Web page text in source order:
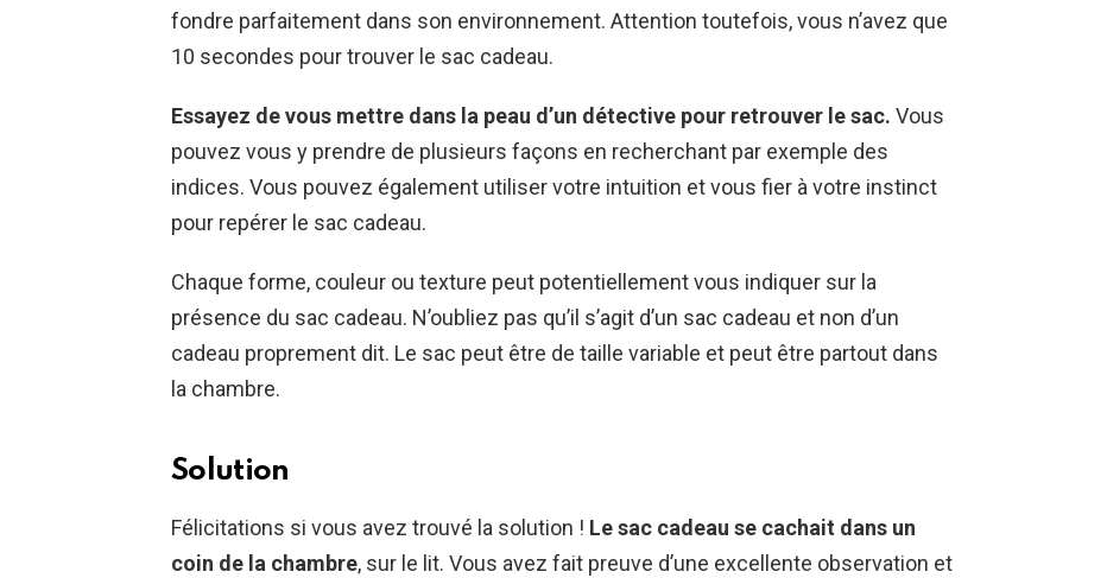
fondre parfaitement dans son environnement. Attention toutefois, vous n’avez que
10 secondes pour trouver le sac cadeau.
Essayez de vous mettre dans la peau d’un détective pour retrouver le sac. Vous
pouvez vous y prendre de plusieurs façons en recherchant par exemple des
indices. Vous pouvez également utiliser votre intuition et vous fier à votre instinct
pour repérer le sac cadeau.
Chaque forme, couleur ou texture peut potentiellement vous indiquer sur la
présence du sac cadeau. N’oubliez pas qu’il s’agit d’un sac cadeau et non d’un
cadeau proprement dit. Le sac peut être de taille variable et peut être partout dans
la chambre.
Solution
Félicitations si vous avez trouvé la solution ! Le sac cadeau se cachait dans un
coin de la chambre, sur le lit. Vous avez fait preuve d’une excellente observation et